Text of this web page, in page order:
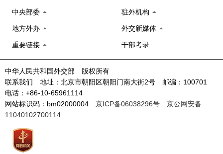
中央部委 驻外机构
地方外办 外交新媒体
重要链接 干部考录
中华人民共和国外交部 版权所有
联系我们 地址：北京市朝阳区朝阳门南大街2号 邮编：100701
电话：+86-10-65961114
网站标识码：bm02000004 京ICP备06038296号
京公网安备
11040102700114